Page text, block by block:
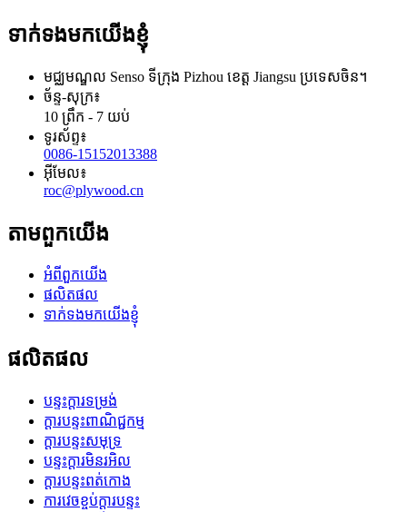
ទាក់ទងមកយើងខ្ញុំ
មជ្ឈមណ្ឌល Senso ទីក្រុង Pizhou ខេត្ត Jiangsu ប្រទេសចិន។
ច័ន្ទ-សុក្រ៖
10 ព្រឹក - 7 យប់
ទូរស័ព្ទ៖
0086-15152013388
អ៊ីមែល៖
roc@plywood.cn
តាមពួកយើង
អំពីពួកយើង
ផលិតផល
ទាក់ទងមកយើងខ្ញុំ
ផលិតផល
បន្ទះក្តារទម្រង់
ក្តារបន្ទះពាណិជ្ជកម្ម
ក្តារបន្ទះសមុទ្រ
បន្ទះក្តារមិនរអិល
ក្តារបន្ទះពត់កោង
ការវេចខ្ចប់ក្តារបន្ទះ